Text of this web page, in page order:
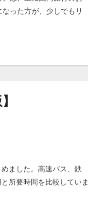
った方が、少しでもリ
ました。高速バス、鉄
所要時間を比較していま